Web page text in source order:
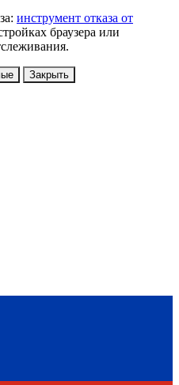
инструмент отказа от
браузера или
Закрыть